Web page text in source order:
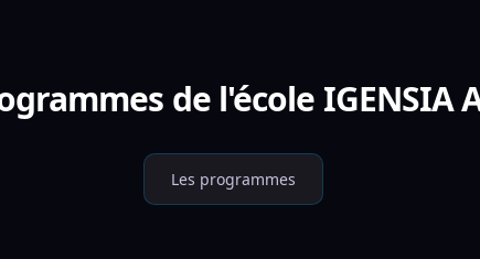
de l'école IGENSIA
Les programmes